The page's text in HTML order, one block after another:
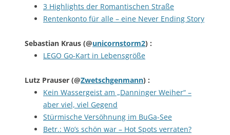
3 Highlights der Romantischen Straße
Rentenkonto für alle – eine Never Ending Story
Sebastian Kraus (@unicornstorm2) :
LEGO Go-Kart in Lebensgröße
Lutz Prauser (@Zwetschgenmann) :
Kein Wassergeist am „Danninger Weiher“ –
aber viel, viel Gegend
Stürmische Versöhnung im BuGa-See
Betr.: Wo’s schön war – Hot Spots verraten?